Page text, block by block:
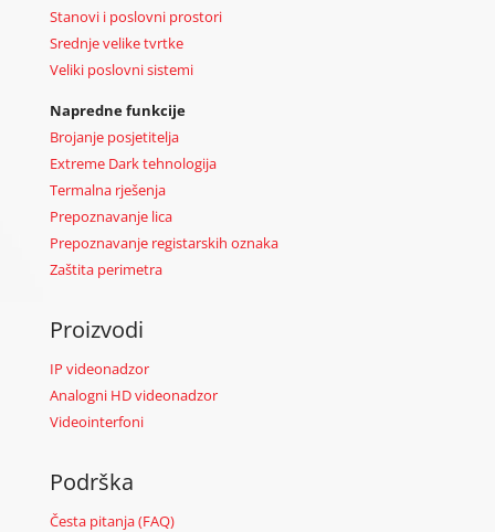
Stanovi i poslovni prostori
Srednje velike tvrtke
Veliki poslovni sistemi
Napredne funkcije
Brojanje posjetitelja
Extreme Dark tehnologija
Termalna rješenja
Prepoznavanje lica
Prepoznavanje registarskih oznaka
Zaštita perimetra
Proizvodi
IP videonadzor
Analogni HD videonadzor
Videointerfoni
Podrška
Česta pitanja (FAQ)